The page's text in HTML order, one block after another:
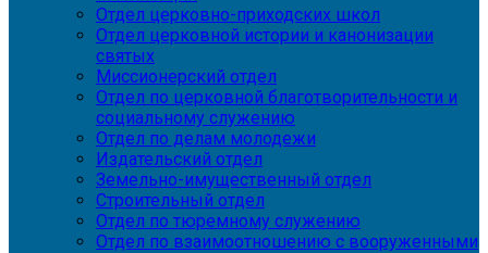
Отдел церковно-приходских школ
Отдел церковной истории и канонизации
святых
Миссионерский отдел
Отдел по церковной благотворительности и
социальному служению
Отдел по делам молодежи
Издательский отдел
Земельно-имущественный отдел
Строительный отдел
Отдел по тюремному служению
Отдел по взаимоотношению с вооруженными